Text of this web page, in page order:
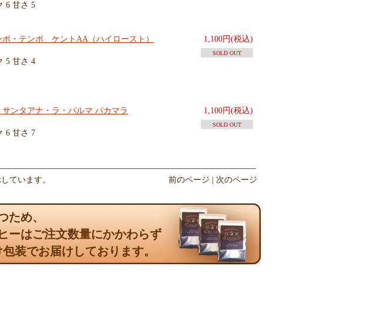
6 甘さ 5
1,100円(税込)
SOLD OUT
ボ・テンボ ケントAA（ハイロースト）
5 甘さ 4
1,100円(税込)
SOLD OUT
ンタアナ・ラ・パルマ パカマラ
6 甘さ 7
ています。 前のページ | 次のページ
ため、
ーはご注文数量にかかわらず
装でお届けしております。